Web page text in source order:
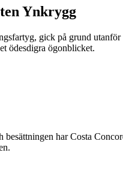
Ynkrygg
gick på grund
ödesdigra ögonblicket.
besättningen har Costa